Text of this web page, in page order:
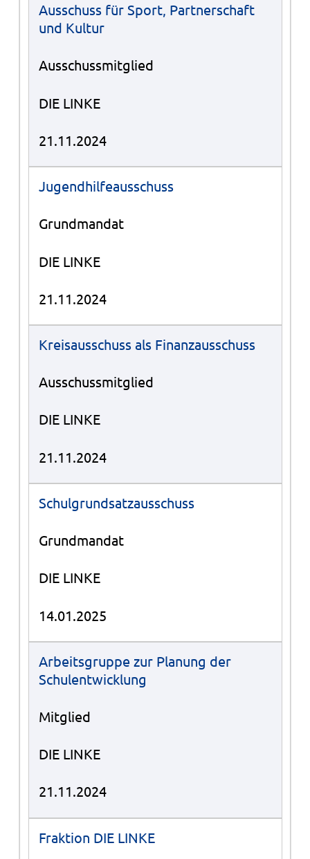
Ausschuss für Sport, Partnerschaft
und Kultur
Ausschussmitglied
DIE LINKE
21.11.2024
Jugendhilfeausschuss
Grundmandat
DIE LINKE
21.11.2024
Kreisausschuss als Finanzausschuss
Ausschussmitglied
DIE LINKE
21.11.2024
Schulgrundsatzausschuss
Grundmandat
DIE LINKE
14.01.2025
Arbeitsgruppe zur Planung der
Schulentwicklung
Mitglied
DIE LINKE
21.11.2024
Fraktion DIE LINKE